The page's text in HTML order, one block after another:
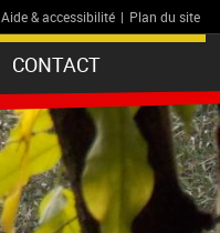
Aide & accessibilité | Plan du site
CONTACT